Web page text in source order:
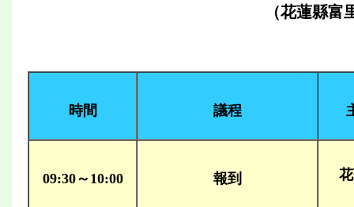
（花蓮縣富
時間 議程
09:30～10:00 報到